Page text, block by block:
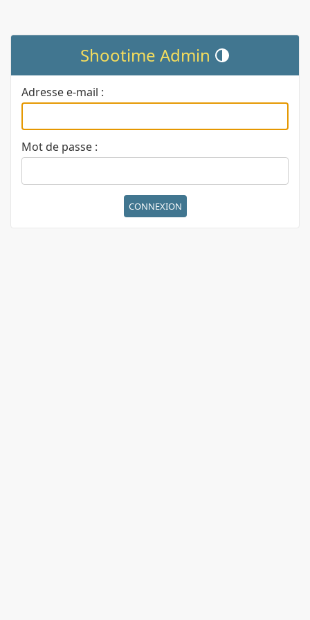
Shootime Admin Changer de thème
Adresse e-mail :
Mot de passe :